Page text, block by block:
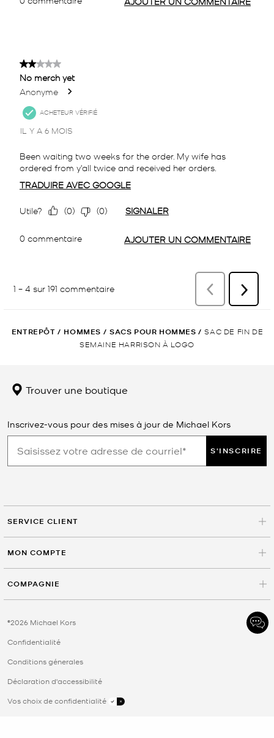
ENTREPÔT / HOMMES / SACS POUR HOMMES / SAC DE FIN DE
SEMAINE HARRISON À LOGO
Trouver une boutique
Inscrivez-vous pour des mises à jour de Michael Kors
S'INSCRIRE
SERVICE CLIENT
MON COMPTE
COMPAGNIE
©2026 Michael Kors
Confidentialité
Conditions génerales
Déclaration d'accessibilité
Vos choix de confidentialité